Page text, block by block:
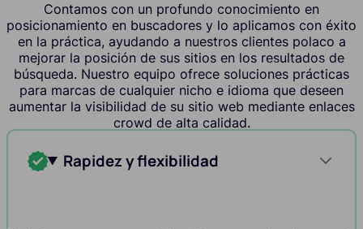
Contamos con un profundo conocimiento en
posicionamiento en buscadores y lo aplicamos con éxito
en la práctica, ayudando a nuestros clientes polaco a
mejorar la posición de sus sitios en los resultados de
búsqueda. Nuestro equipo ofrece soluciones prácticas
para marcas de cualquier nicho e idioma que deseen
aumentar la visibilidad de su sitio web mediante enlaces
crowd de alta calidad.
Rapidez y flexibilidad